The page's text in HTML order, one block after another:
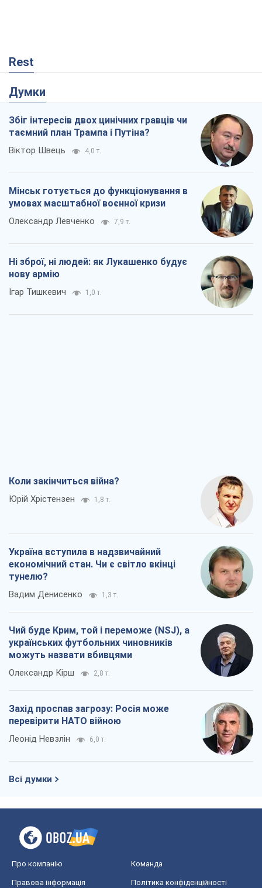
Rest
Думки
Збіг інтересів двох цинічних гравців чи
таємний план Трампа і Путіна?
Віктор Швець 4,0 т.
Мінськ готується до функціонування в
умовах масштабної воєнної кризи
Олександр Левченко 7,9 т.
Ні зброї, ні людей: як Лукашенко будує
нову армію
Ігар Тишкевич 1,0 т.
Коли закінчиться війна?
Юрій Хрістензен 1,8 т.
Україна вступила в надзвичайний
економічний стан. Чи є світло вкінці
тунелю?
Вадим Денисенко 1,3 т.
Чий буде Крим, той і переможе (NSJ), а
українських футбольних чиновників
можуть назвати вбивцями
Олександр Кірш 2,8 т.
Захід проспав загрозу: Росія може
перевірити НАТО війною
Леонід Невзлін 6,0 т.
Всі думки
Про компанію Команда
Правова інформація Політика конфіденційності